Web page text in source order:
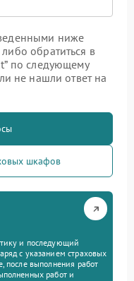
ниже
обратиться в
по следующему
не нашли ответ на
шкафов
и последующий
с указанием страховых
после выполнения работ
работ и